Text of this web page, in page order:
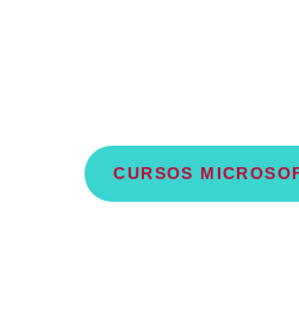
CURSOS